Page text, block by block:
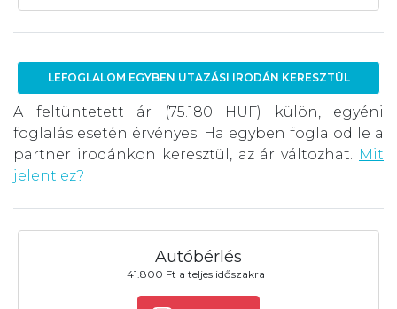
LEFOGLALOM EGYBEN UTAZÁSI IRODÁN KERESZTÜL
A feltüntetett ár (75.180 HUF) külön, egyéni
foglalás esetén érvényes. Ha egyben foglalod le a
partner irodánkon keresztül, az ár változhat.
Mit
jelent ez?
Autóbérlés
41.800 Ft a teljes időszakra